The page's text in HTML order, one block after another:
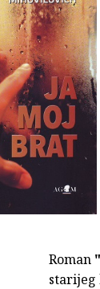
Roman
starijeg